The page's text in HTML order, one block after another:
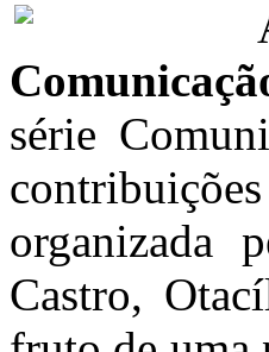
série
organizada
Castro,